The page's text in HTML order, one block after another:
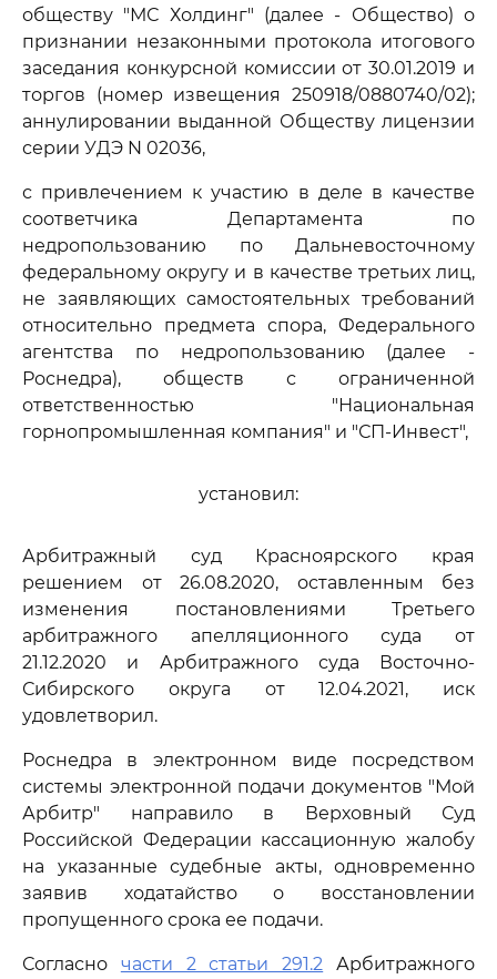
обществу "МС Холдинг" (далее - Общество) о
признании незаконными протокола итогового
заседания конкурсной комиссии от 30.01.2019 и
торгов (номер извещения 250918/0880740/02);
аннулировании выданной Обществу лицензии
серии УДЭ N 02036,
с привлечением к участию в деле в качестве
соответчика Департамента по
недропользованию по Дальневосточному
федеральному округу и в качестве третьих лиц,
не заявляющих самостоятельных требований
относительно предмета спора, Федерального
агентства по недропользованию (далее -
Роснедра), обществ с ограниченной
ответственностью "Национальная
горнопромышленная компания" и "СП-Инвест",
установил:
Арбитражный суд Красноярского края
решением от 26.08.2020, оставленным без
изменения постановлениями Третьего
арбитражного апелляционного суда от
21.12.2020 и Арбитражного суда Восточно-
Сибирского округа от 12.04.2021, иск
удовлетворил.
Роснедра в электронном виде посредством
системы электронной подачи документов "Мой
Арбитр" направило в Верховный Суд
Российской Федерации кассационную жалобу
на указанные судебные акты, одновременно
заявив ходатайство о восстановлении
пропущенного срока ее подачи.
Согласно части 2 статьи 291.2 Арбитражного